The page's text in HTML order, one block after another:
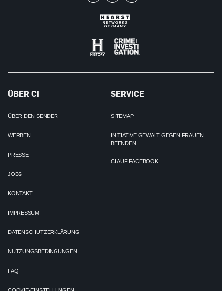
ÜBER CI
ÜBER DEN SENDER
WERBEN
PRESSE
JOBS
KONTAKT
IMPRESSUM
DATENSCHUTZERKLÄRUNG
NUTZUNGSBEDINGUNGEN
FAQ
SERVICE
SITEMAP
INITIATIVE GEWALT GEGEN FRAUEN
BEENDEN
CI AUF FACEBOOK